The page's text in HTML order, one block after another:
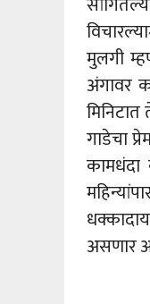
मुलगी
अंगावर
गाडेचा
असणार